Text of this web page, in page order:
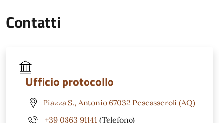
Contatti
Ufficio protocollo
Piazza S., Antonio 67032 Pescasseroli (AQ)
+39 0863 91141 (Telefono)